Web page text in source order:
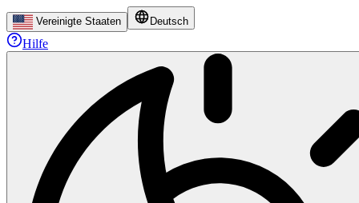
Vereinigte Staaten Deutsch
Hilfe